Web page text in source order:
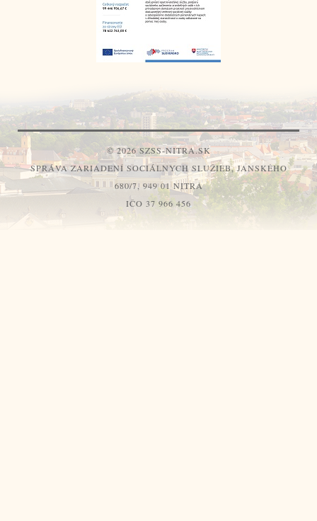
© 2026 SZSS-NITRA.SK
SPRÁVA ZARIADENÍ SOCIÁLNYCH SLUŽIEB, JANSKÉHO
680/7, 949 01 NITRA
IČO 37 966 456